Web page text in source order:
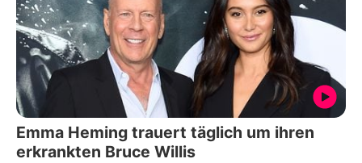
Emma Heming trauert täglich um ihren
erkrankten Bruce Willis